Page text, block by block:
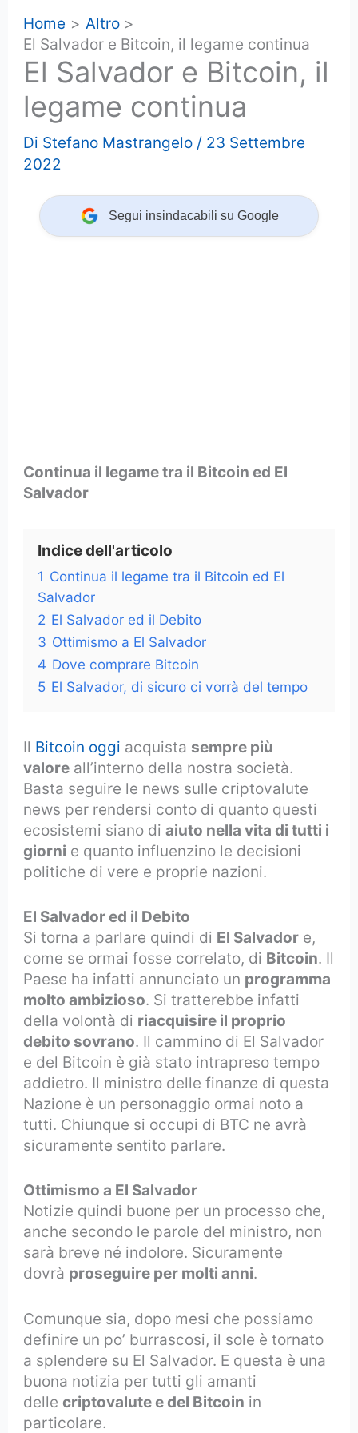
Home
Altro
El Salvador e Bitcoin, il legame continua
El Salvador e Bitcoin, il
legame continua
Di Stefano Mastrangelo / 23 Settembre
2022
Segui insindacabili su Google
Continua il legame tra il Bitcoin ed El
Salvador
Indice dell'articolo
1 Continua il legame tra il Bitcoin ed El
Salvador
2 El Salvador ed il Debito
3 Ottimismo a El Salvador
4 Dove comprare Bitcoin
5 El Salvador, di sicuro ci vorrà del tempo
Il Bitcoin oggi acquista sempre più
valore all’interno della nostra società.
Basta seguire le news sulle criptovalute
news per rendersi conto di quanto questi
ecosistemi siano diaiuto nella vita di tutti i
giorni e quanto influenzino le decisioni
politiche di vere e proprie nazioni.
El Salvador ed il Debito
Si torna a parlare quindi di El Salvador e,
come se ormai fosse correlato, di Bitcoin. Il
Paese ha infatti annunciato un programma
molto ambizioso. Si tratterebbe infatti
della volontà di riacquisire il proprio
debito sovrano. Il cammino di El Salvador
e del Bitcoin è già stato intrapreso tempo
addietro. Il ministro delle finanze di questa
Nazione è un personaggio ormai noto a
tutti. Chiunque si occupi di BTC ne avrà
sicuramente sentito parlare.
Ottimismo a El Salvador
Notizie quindi buone per un processo che,
anche secondo le parole del ministro, non
sarà breve né indolore. Sicuramente
dovrà proseguire per molti anni.
Comunque sia, dopo mesi che possiamo
definire un po’ burrascosi, il sole è tornato
a splendere su El Salvador. E questa è una
buona notizia per tutti gli amanti
dellecriptovalute e del Bitcoin in
particolare.